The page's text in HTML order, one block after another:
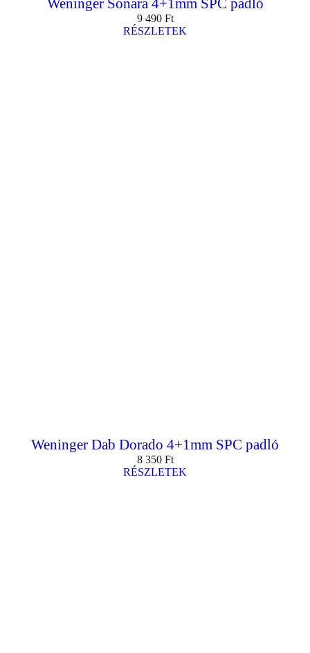
Weninger Sonara 4+1mm SPC padló
9 490 Ft
RÉSZLETEK
Weninger Dab Dorado 4+1mm SPC padló
8 350 Ft
RÉSZLETEK